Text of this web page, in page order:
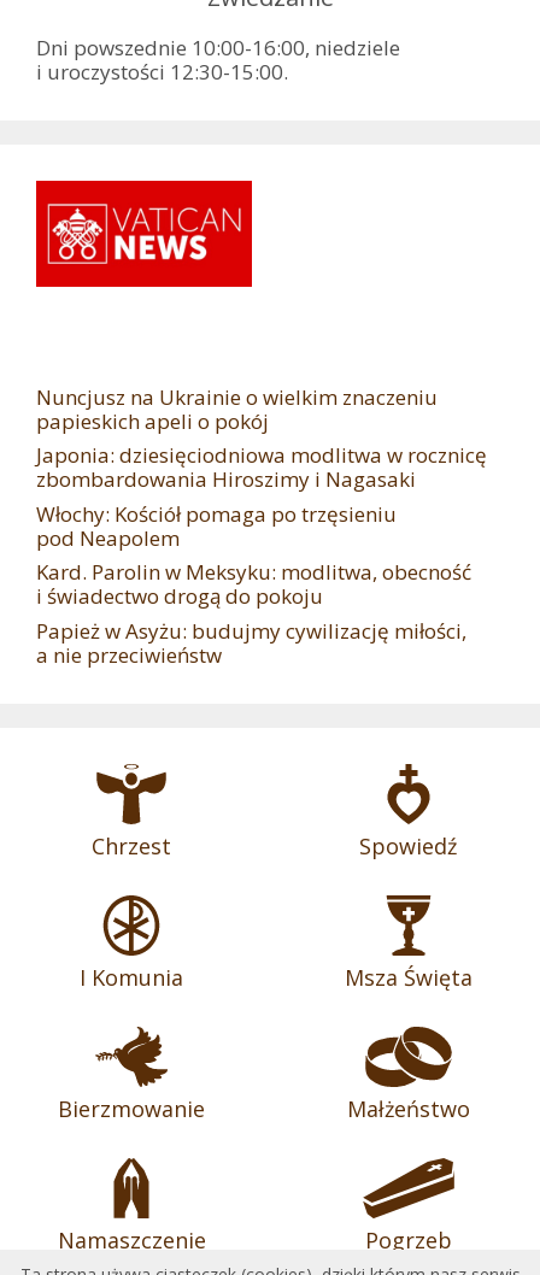
Dni powszednie 10:00-16:00, niedziele
i uroczystości 12:30-15:00.
Nuncjusz na Ukrainie o wielkim znaczeniu
papieskich apeli o pokój
Japonia: dziesięciodniowa modlitwa w rocznicę
zbombardowania Hiroszimy i Nagasaki
Włochy: Kościół pomaga po trzęsieniu
pod Neapolem
Kard. Parolin w Meksyku: modlitwa, obecność
i świadectwo drogą do pokoju
Papież w Asyżu: budujmy cywilizację miłości,
a nie przeciwieństw
Chrzest Spowiedź
I Komunia Msza Święta
Bierzmowanie Małżeństwo
Namaszczenie Pogrzeb